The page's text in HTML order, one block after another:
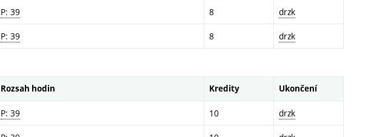
P: 39 8 drzk
P: 39 8 drzk
Rozsah hodin Kredity Ukončení
P: 39 10 drzk